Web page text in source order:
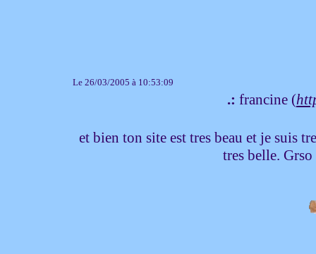
Le 26/03/2005 à 10:53:09
.: francine (
et bien ton site est tres beau et je suis
tres belle.